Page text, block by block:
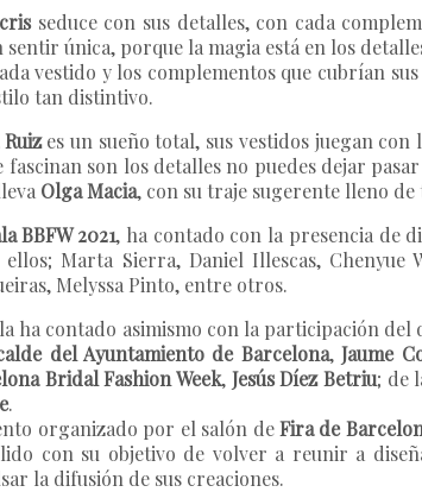
seduce con sus detalles, con cada
sentir única, porque la magia está en los
vestido y los complementos que cubrían
tan distintivo.
es un sueño total, sus vestidos juegan con
fascinan son los detalles no puedes dejar
Olga Macia, con su traje sugerente lleno de
BBFW 2021, ha contado con la presencia de
Marta Sierra, Daniel Illescas,
Melyssa Pinto, entre otros.
ha contado asimismo con la participación
del Ayuntamiento de Barcelona,Jaume
Bridal Fashion Week, Jesús Díez Betriu; de
.
organizado por el salón deFira de
con su objetivo de volver a reunir a
la difusión de sus creaciones.